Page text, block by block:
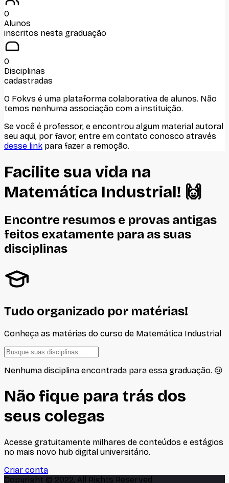
0
Alunos
inscritos nesta graduação
0
Disciplinas
cadastradas
O Fokvs é uma plataforma colaborativa de alunos. Não
temos nenhuma associação com a instituição.
Se você é professor, e encontrou algum material autoral
seu aqui, por favor, entre em contato conosco através
desse link para fazer a remoção.
Facilite sua vida na
Matemática Industrial! 🙌
Encontre resumos e provas antigas
feitos exatamente para as suas
disciplinas
Tudo organizado por matérias!
Conheça as matérias do curso de Matemática Industrial
Nenhuma disciplina encontrada para essa graduação. 😢
Não fique para trás dos
seus colegas
Acesse gratuitamente milhares de conteúdos e estágios
no mais novo hub digital universitário.
Criar conta
Copyright © 2022, All Rights Reserved